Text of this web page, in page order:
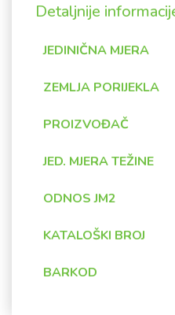
Detaljnije
JEDINIČNA MJERA
ZEMLJA PORIJEKLA
PROIZVOĐAČ
JED. MJERA TEŽINE
ODNOS JM2
KATALOŠKI BROJ
BARKOD